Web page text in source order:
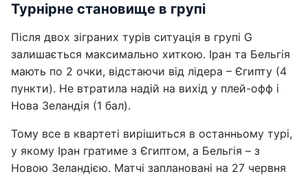
Турнірне становище в групі
Після двох зіграних турів ситуація в групі G
залишається максимально хиткою. Іран та Бельгія
мають по 2 очки, відстаючи від лідера – Єгипту (4
пункти). Не втратила надій на вихід у плей-офф і
Нова Зеландія (1 бал).
Тому все в квартеті вирішиться в останньому турі,
у якому Іран гратиме з Єгиптом, а Бельгія – з
Новою Зеландією. Матчі заплановані на 27 червня